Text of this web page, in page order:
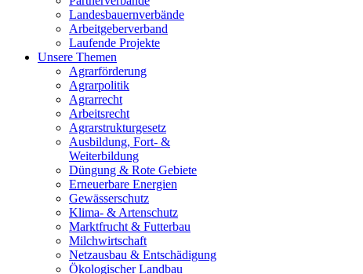
Landesbauernverbände
Arbeitgeberverband
Laufende Projekte
Unsere Themen
Agrarförderung
Agrarpolitik
Agrarrecht
Arbeitsrecht
Agrarstrukturgesetz
Ausbildung, Fort- &
Weiterbildung
Düngung & Rote Gebiete
Erneuerbare Energien
Gewässerschutz
Klima- & Artenschutz
Marktfrucht & Futterbau
Milchwirtschaft
Netzausbau & Entschädigung
Ökologischer Landbau